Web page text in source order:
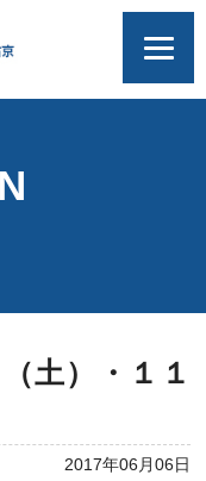
土）・１１
2017年06月06日